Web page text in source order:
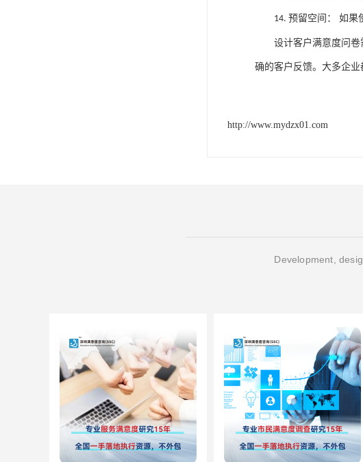
14. 预留空间： 如果
设计客户满意度问
确的客户反馈。 大多企业
http://www.mydzx01.com
Development,